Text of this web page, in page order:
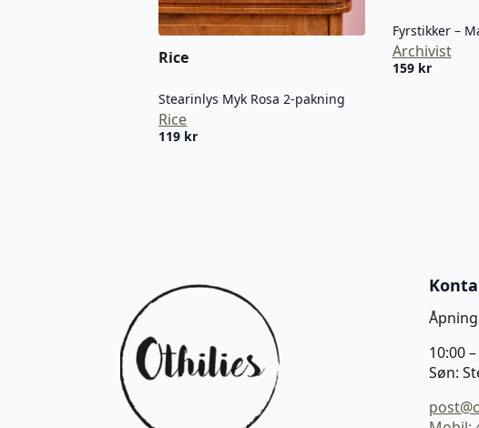
Rice
Stearinlys Myk Rosa 2-pakning
Rice
119 kr
Fyrstikker –
Archivist
159 kr
10:00
Søn: